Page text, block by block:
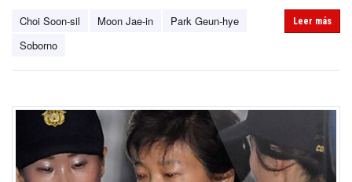
Choi Soon-sil Moon Jae-in
Park Geun-hye
Soborno
Leer más